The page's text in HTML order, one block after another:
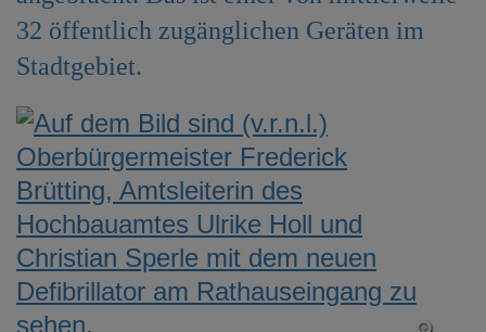
32 öffentlich zugänglichen Geräten im
Stadtgebiet.